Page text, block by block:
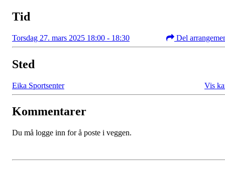
Tid
Torsdag 27. mars 2025 18:00 - 18:30 Del
Sted
Eika Sportsenter Vis
Kommentarer
Du må logge inn for å poste i veggen.